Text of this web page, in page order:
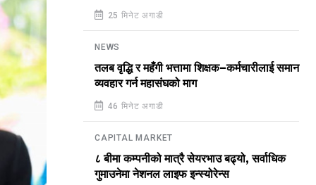
25 मिनेट अगाडी
NEWS
तलब वृद्धि र महँगी भत्तामा शिक्षक–कर्मचारीलाई समान
व्यवहार गर्न महासंघको माग
46 मिनेट अगाडी
CAPITAL MARKET
८ बीमा कम्पनीको मात्रै सेयरभाउ बढ्यो, सर्वाधिक
गुमाउनेमा नेशनल लाइफ इन्स्योरेन्स